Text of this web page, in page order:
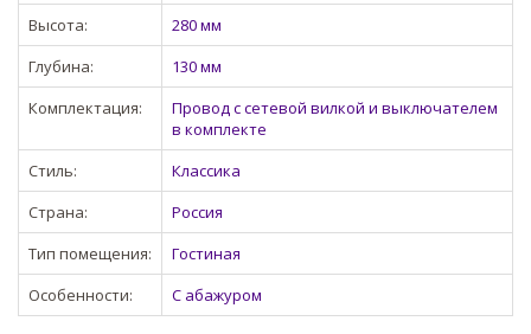
Высота:
280 мм
Глубина:
130 мм
Комплектация:
Провод с сетевой вилкой и выключателем
в комплекте
Стиль:
Классика
Страна:
Россия
Тип помещения:
Гостиная
Особенности:
С абажуром